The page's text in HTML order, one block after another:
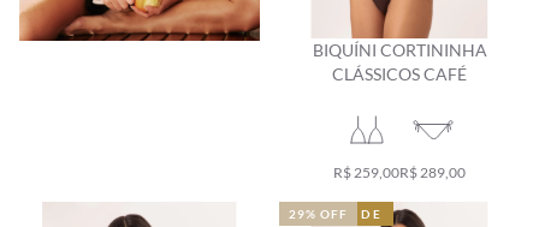
BIQUÍNI CORTININHA
CLÁSSICOS CAFÉ
R$ 259,00R$ 289,00
NOVIDADE
NOVIDADE
29% OFF